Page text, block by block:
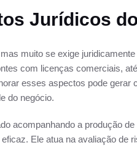
Jurídicos
muito se exige
com licenças comerciais,
esses aspectos pode
do negócio.
acompanhando a produção
Ele atua na avaliação de